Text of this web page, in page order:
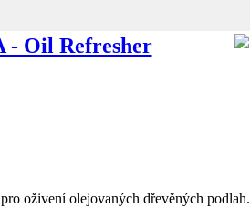
- Oil Refresher
oživení olejovaných dřevěných podlah.